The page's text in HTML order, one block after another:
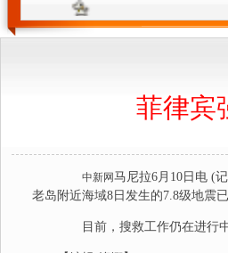
菲律宾
中新网马尼拉6月10日电 (
老岛附近海域8日发生的7.8级地震
目前，搜救工作仍在进行